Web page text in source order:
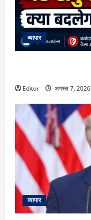
व्यापार
Editor अगस्त 7, 2026
व्यापार